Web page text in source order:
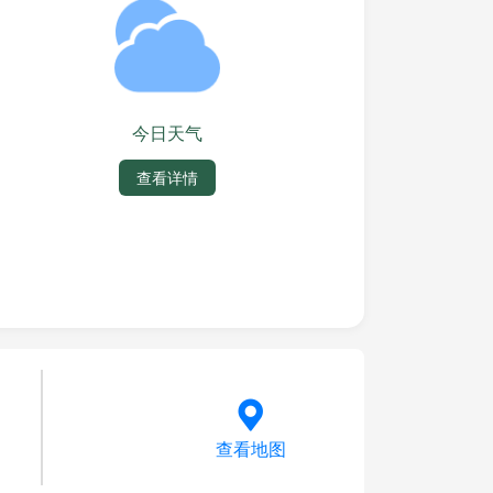
今日天气
查看详情
查看地图